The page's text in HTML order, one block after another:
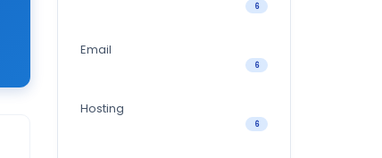
6
Email
6
Hosting
6